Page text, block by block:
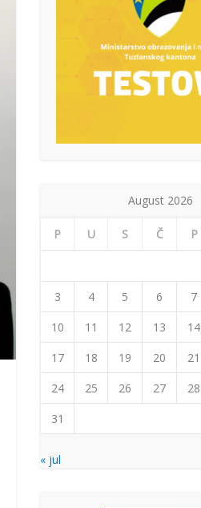
August 2026
P U S Č P
3
4 5 6 7
10
11 12 13 14
17
18 19 20 21
24
25 26 27 28
31
« jul